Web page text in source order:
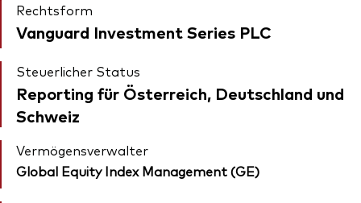
Rechtsform
Vanguard Investment Series PLC
Steuerlicher Status
Reporting für Österreich, Deutschland und
Schweiz
Vermögensverwalter
Global Equity Index Management (GE)